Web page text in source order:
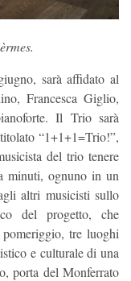
sarà affidato al
Francesca Giglio,
Il Trio sarà
“1+1+1=Trio!”,
del trio tenere
minuti, ognuno in un
altri musicisti sullo
del progetto, che
tre luoghi
e culturale di una
porta del Monferrato